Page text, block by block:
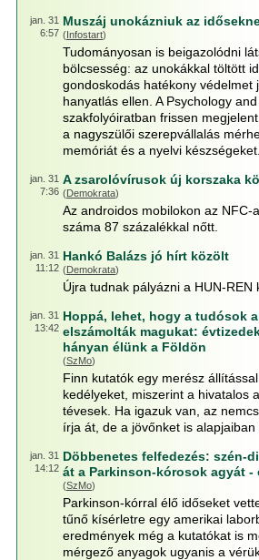
jan. 31
6:57
Muszáj unokázniuk az
(Infostart)
Tudományosan is beigazolódni
bölcsesség: az unokákkal töltött
gondoskodás hatékony védelmet
hanyatlás ellen. A Psychology and
szakfolyóiratban frissen
a nagyszülői szerepvállalás
memóriát és a nyelvi készségeket.
jan. 31
7:36
A zsarolóvírusok új korszaka
(Demokrata)
Az androidos mobilokon az NFC-
száma 87 százalékkal nőtt.
jan. 31
11:12
Hankó Balázs jó hírt közölt
(Demokrata)
Újra tudnak pályázni a HUN-REN
jan. 31
13:42
Hoppá, lehet, hogy a tudósok
elszámolták magukat:
hányan élünk a Földön
(SzMo)
Finn kutatók egy merész
kedélyeket, miszerint a hivatalos
tévesek. Ha igazuk van, az
írja át, de a jövőnket is alapjaiban
jan. 31
14:12
Döbbenetes felfedezés: szén-
át a Parkinson-kórosok agyát -
(SzMo)
Parkinson-kórral élő időseket
tűnő kísérletre egy amerikai
eredmények még a kutatókat is
mérgező anyagok ugyanis a